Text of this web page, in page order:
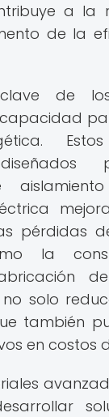
a la
de la
de
pérdidas
la
de
no solo
también
en costos